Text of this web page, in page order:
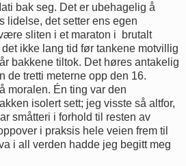
bak seg. Det er ubehagelig å
lidelse, det setter ens egen
sliten i et maraton i brutalt
ikke lang tid før tankene motvillig
bakkene tiltok. Det høres antakelig
de tretti meterne opp den 16.
moralen. Én ting var den
isolert sett; jeg visste så altfor,
småtteri i forhold til resten av
i praksis hele veien frem til
i all verden hadde jeg begitt meg